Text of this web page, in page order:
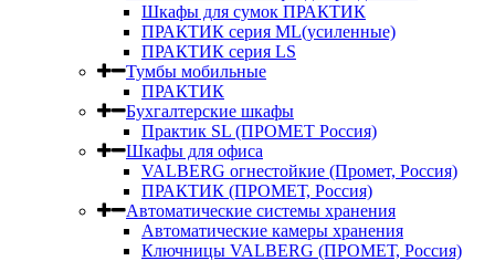
Шкафы для сумок ПРАКТИК
ПРАКТИК серия ML(усиленные)
ПРАКТИК серия LS
Тумбы мобильные
ПРАКТИК
Бухгалтерские шкафы
Практик SL (ПРОМЕТ Россия)
Шкафы для офиса
VALBERG огнестойкие (Промет, Россия)
ПРАКТИК (ПРОМЕТ, Россия)
Автоматические системы хранения
Автоматические камеры хранения
Ключницы VALBERG (ПРОМЕТ, Россия)